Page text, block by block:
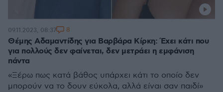
Θέμης Αδαμαντίδης για Βαρβάρα Κίρκη: Έχει κάτι που
για πολλούς δεν φαίνεται, δεν μετράει η εμφάνιση
πάντα
«Ξέρω πως κατά βάθος υπάρχει κάτι το οποίο δεν
μπορούν να το δουν εύκολα, αλλά είναι σαν παιδί»
09.11.2023, 08:37 8